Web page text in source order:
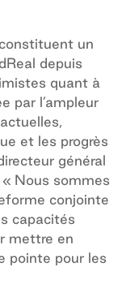
un
depuis
quant à
par l’ampleur
et les progrès
général
Nous sommes
conjointe
capacités
mettre en
pointe pour les